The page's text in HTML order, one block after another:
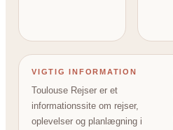
VIGTIG INFORMATION
Toulouse Rejser er et
informationssite om rejser,
oplevelser og planlægning i